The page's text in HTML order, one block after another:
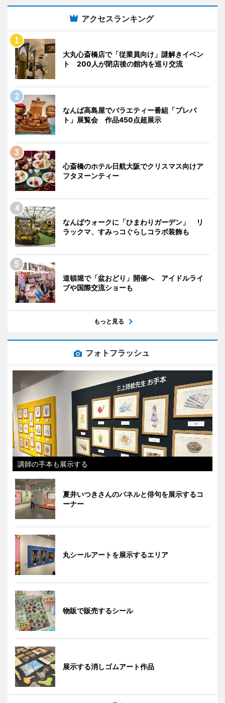
アクセスランキング
大丸心斎橋店で「従業員向け」謎解きイベン
ト 200人が閉店後の館内を巡り交流
なんば高島屋でバラエティー番組「プレバ
ト」展覧会 作品450点超展示
心斎橋のホテル日航大阪でクリスマス向けア
フタヌーンティー
なんばウォークに「ひまわりガーデン」 リ
ラックマ、すみっコぐらしコラボ装飾も
道頓堀で「盆おどり」開催へ アイドルライ
ブや国際交流ショーも
もっと見る
フォトフラッシュ
講師の手本も展示する
夏井いつきさんのパネルと俳句を展示するコ
ーナー
丸シールアートを展示するエリア
物販で販売するシール
展示する消しゴムアート作品